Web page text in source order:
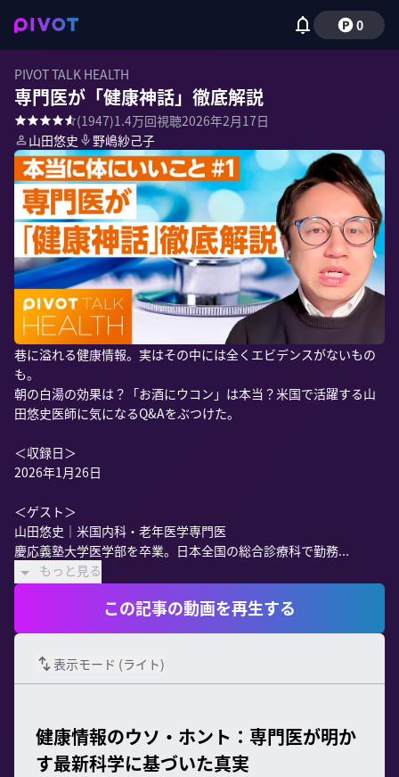
0
PIVOT TALK HEALTH
専門医が「健康神話」徹底解説
(1947)1.4万回視聴2026年2月17日
山田悠史
野嶋紗己子
巷に溢れる健康情報。実はその中には全くエビデンスがないもの
も。
朝の白湯の効果は？「お酒にウコン」は本当？米国で活躍する山
田悠史医師に気になるQ&Aをぶつけた。
＜収録日＞
2026年1月26日
＜ゲスト＞
山田悠史｜米国内科・老年医学専門医
慶応義塾大学医学部を卒業。日本全国の総合診療科で勤務...
もっと見る
この記事の動画を再生する
表示モード (ライト)
健康情報のウソ・ホント：専門医が明か
す最新科学に基づいた真実